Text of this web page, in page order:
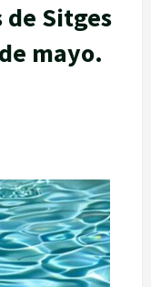
de Sitges
mayo.